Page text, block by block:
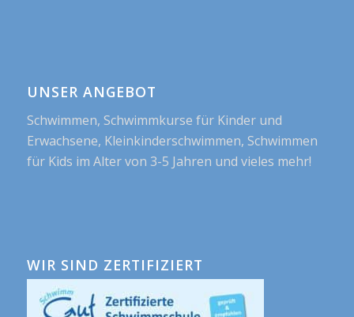
UNSER ANGEBOT
Schwimmen, Schwimmkurse für Kinder und
Erwachsene, Kleinkinderschwimmen, Schwimmen
für Kids im Alter von 3-5 Jahren und vieles mehr!
WIR SIND ZERTIFIZIERT